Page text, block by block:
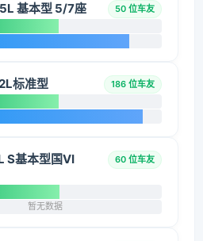
基本型 5/7座 50 位车友
标准型 186 位车友
S基本型国VI
60 位车友
暂无数据